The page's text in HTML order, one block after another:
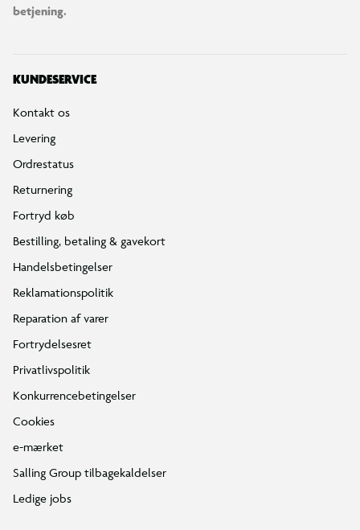
betjening.
KUNDESERVICE
Kontakt os
Levering
Ordrestatus
Returnering
Fortryd køb
Bestilling, betaling & gavekort
Handelsbetingelser
Reklamationspolitik
Reparation af varer
Fortrydelsesret
Privatlivspolitik
Konkurrencebetingelser
Cookies
e-mærket
Salling Group tilbagekaldelser
Ledige jobs